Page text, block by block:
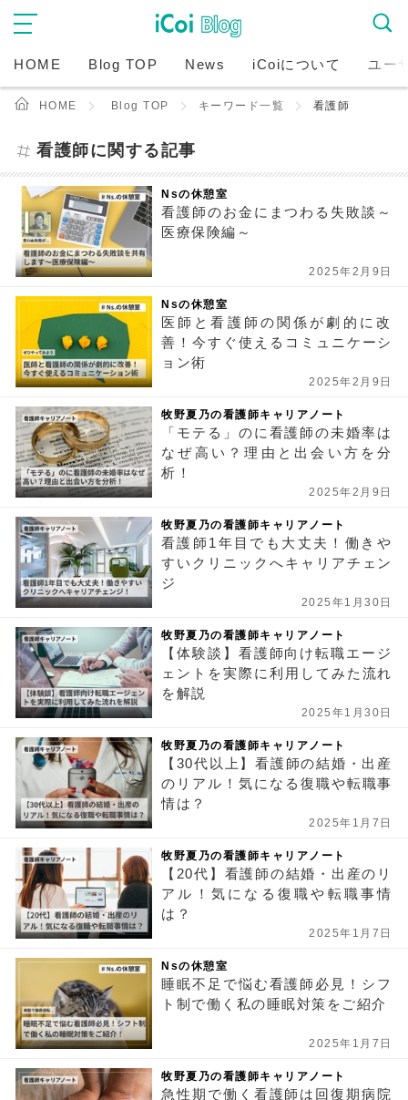
HOME Blog TOP News iCoiについて ユー
HOME Blog TOP キーワード一覧 看護師
看護師に関する記事
Nsの休憩室
看護師のお金にまつわる失敗談～
医療保険編～
2025年2月9日
Nsの休憩室
医師と看護師の関係が劇的に改
善！今すぐ使えるコミュニケーシ
ョン術
2025年2月9日
牧野夏乃の看護師キャリアノート
「モテる」のに看護師の未婚率は
なぜ高い？理由と出会い方を分
析！
2025年2月9日
牧野夏乃の看護師キャリアノート
看護師1年目でも大丈夫！働きや
すいクリニックへキャリアチェン
ジ
2025年1月30日
牧野夏乃の看護師キャリアノート
【体験談】看護師向け転職エージ
ェントを実際に利用してみた流れ
を解説
2025年1月30日
牧野夏乃の看護師キャリアノート
【30代以上】看護師の結婚・出産
のリアル！気になる復職や転職事
情は？
2025年1月7日
牧野夏乃の看護師キャリアノート
【20代】看護師の結婚・出産のリ
アル！気になる復職や転職事情
は？
2025年1月7日
Nsの休憩室
睡眠不足で悩む看護師必見！シフ
ト制で働く私の睡眠対策をご紹介
2025年1月7日
牧野夏乃の看護師キャリアノート
急性期で働く看護師は回復期病院